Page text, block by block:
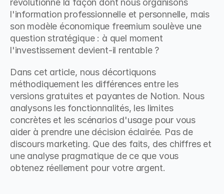
révolutionné la façon dont nous organisons
l'information professionnelle et personnelle, mais
son modèle économique freemium soulève une
question stratégique : à quel moment
l'investissement devient-il rentable ?
Dans cet article, nous décortiquons
méthodiquement les différences entre les
versions gratuites et payantes de Notion. Nous
analysons les fonctionnalités, les limites
concrètes et les scénarios d'usage pour vous
aider à prendre une décision éclairée. Pas de
discours marketing. Que des faits, des chiffres et
une analyse pragmatique de ce que vous
obtenez réellement pour votre argent.